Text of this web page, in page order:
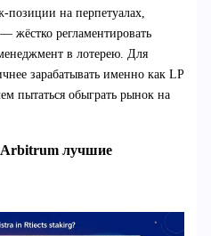
на перпетуалах,
жёстко регламентировать
в лотерею. Для
зарабатывать именно как LP
пытаться обыграть рынок на
лучшие